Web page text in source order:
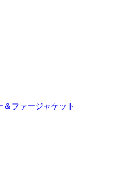
＆ファージャケット